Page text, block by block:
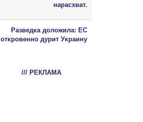
нарасхват.
Разведка доложила: ЕС
откровенно дурит Украину
/// РЕКЛАМА